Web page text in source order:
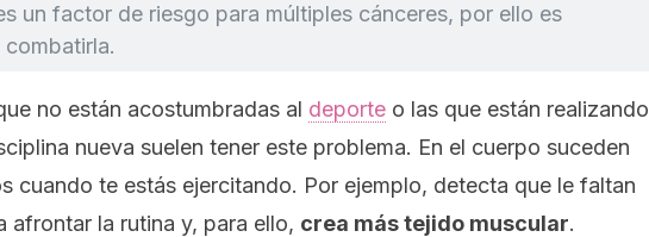
un factor de riesgo para múltiples cánceres, por ello es
no están acostumbradas al deporte o las que están realizando
nueva suelen tener este problema. En el cuerpo suceden
cuando te estás ejercitando. Por ejemplo, detecta que le faltan
afrontar la rutina y, para ello, crea más tejido muscular.